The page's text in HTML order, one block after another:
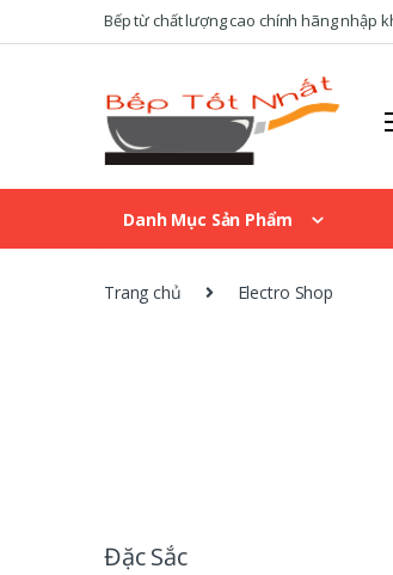
to
to
Bếp từ chất lượng cao chính hãng nhập
Danh Mục Sản Phẩm
Trang chủ Electro Shop
Đặc Sắc